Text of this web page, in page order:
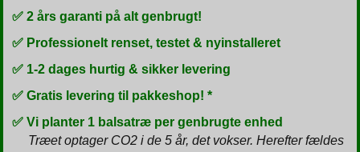
✅ 2 års garanti på alt genbrugt!
✅ Professionelt renset, testet & nyinstalleret
✅ 1-2 dages hurtig & sikker levering
✅ Gratis levering til pakkeshop! *
✅ Vi planter 1 balsatræ per genbrugte enhed
Træet optager CO2 i de 5 år, det vokser. Herefter fældes